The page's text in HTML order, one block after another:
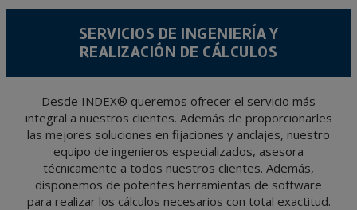
motivación para la que fueron recabados. El plazo durante el cual se conservarán los
datos personales será aquel que marque la legislación vigente y siempre durante el
tiempo que medie en la prestación del servicio para el que fueron comunicados.
Se recomienda no enviar datos personales de nivel alto, según la legislación de
protección de datos, como pueden ser los relativos a salud, pues los mismos no viajan
responsabilidad.
El usuario podrá ejercer en cualquier momento sus derechos para acceder, rectificar,
oponerse, cancelarlos, limitar su tratamiento o solicitar su portabilidad con arreglo a
lo previsto en el Reglamento General de Protección de Datos (RGPD) de 27 de abril
de 2016 enviando una carta a su responsable de tratamiento: Valentín Gómez,
Gerente, junto con la fotocopia de su DNI, a TÉCNICAS EXPANSIVAS SL | P.I. La
Portalada II | c/ Segador 13, 26006 | Logroño (La Rioja) o a través de la dirección de
correo electrónicoinfo@indexfix.com .
SERVICIOS DE INGENIERÍA Y
REALIZACIÓN DE CÁLCULOS
Desde INDEX® queremos ofrecer el servicio más
integral a nuestros clientes. Además de proporcionarles
las mejores soluciones en fijaciones y anclajes, nuestro
equipo de ingenieros especializados, asesora
técnicamente a todos nuestros clientes. Además,
disponemos de potentes herramientas de software
para realizar los cálculos necesarios con total exactitud.